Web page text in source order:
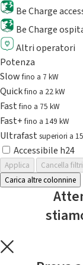
Be Charge
Be Charge
Altri operatori
Potenza
Slowfino a 7 kW
Quickfino a 22 kW
Fastfino a 75 kW
Fast+fino a 149 kW
Ultrafast superiori a
Accessibile h24
Applica
Cancella filtri
Carica altre colonnine